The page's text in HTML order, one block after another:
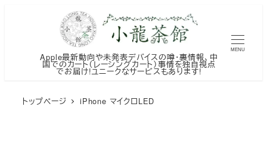
Apple最新動向や未発表デバイスの噂・裏情報、中
国でのカート（レーシングカート）事情を独自視点
でお届け!ユニークなサービスもあります!
MENU
トップページ iPhone マイクロLED